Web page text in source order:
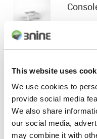
This website uses
We use cookies to
provide social media
We also share
our social media,
may combine it with
Sistema de
Filtros e peças de